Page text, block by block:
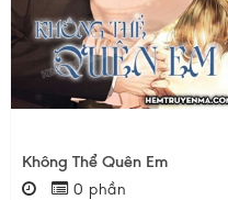
Không Thể Quên Em
0 phần